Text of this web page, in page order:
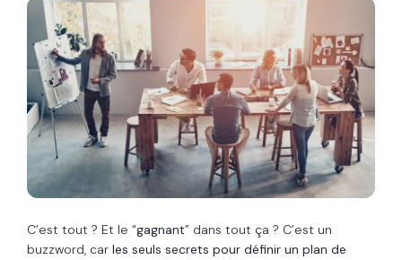
C’est tout ? Et le “gagnant” dans tout ça ? C’est un
buzzword, car les seuls secrets pour définir un plan de